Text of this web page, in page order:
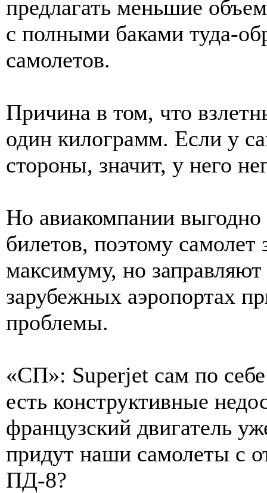
предлагать меньшие
с полными баками туда-
самолетов.
Причина в том, что
один килограмм. Если у
стороны, значит, у него
Но авиакомпании
билетов, поэтому
максимуму, но
зарубежных аэропортах
проблемы.
«СП»: Superjet сам по
есть конструктивные
французский двигатель
придут наши самолеты с
ПД-8?